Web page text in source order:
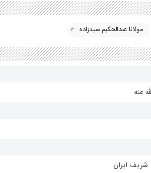
مولانا عبدالحکیم سیدزاده
عنه
شریف ایران